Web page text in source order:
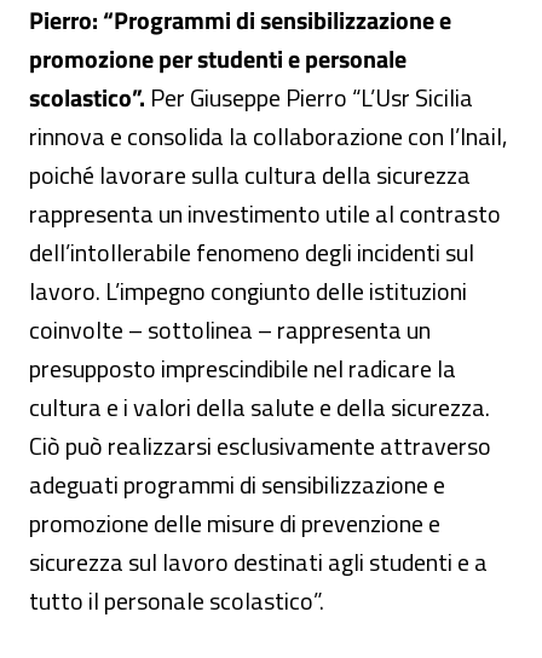
Pierro:“Programmi di sensibilizzazione e
promozione per studenti e personale
scolastico”. Per Giuseppe Pierro “L’Usr Sicilia
rinnova e consolida la collaborazione con l’Inail,
poiché lavorare sulla cultura della sicurezza
rappresenta un investimento utile al contrasto
dell’intollerabile fenomeno degli incidenti sul
lavoro. L’impegno congiunto delle istituzioni
coinvolte – sottolinea – rappresenta un
presupposto imprescindibile nel radicare la
cultura e i valori della salute e della sicurezza.
Ciò può realizzarsi esclusivamente attraverso
adeguati programmi di sensibilizzazione e
promozione delle misure di prevenzione e
sicurezza sul lavoro destinati agli studenti e a
tutto il personale scolastico”.